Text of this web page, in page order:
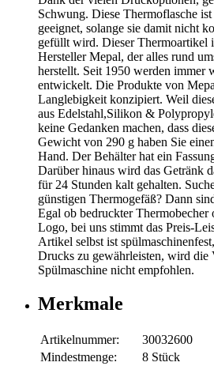
Schwung. Diese Thermoflasche
geeignet, solange sie damit nicht
gefüllt wird. Dieser Thermoartikel
Hersteller Mepal, der alles rund
herstellt. Seit 1950 werden immer
entwickelt. Die Produkte von
Langlebigkeit konzipiert. Weil
aus Edelstahl,Silikon &
keine Gedanken machen, dass
Gewicht von 290 g haben Sie
Hand. Der Behälter hat ein
Darüber hinaus wird das Getränk
für 24 Stunden kalt gehalten.
günstigen Thermogefäß? Dann
Egal ob bedruckter Thermobecher
Logo, bei uns stimmt das Preis-
Artikel selbst ist
Drucks zu gewährleisten, wird die
Spülmaschine nicht empfohlen.
Merkmale
Artikelnummer:
30032600
Mindestmenge:
8 Stück